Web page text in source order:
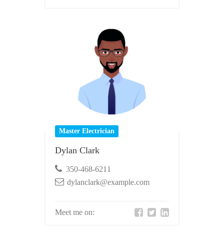
Master Electrician
Dylan Clark
350-468-6211
dylanclark@example.com
Meet me on: